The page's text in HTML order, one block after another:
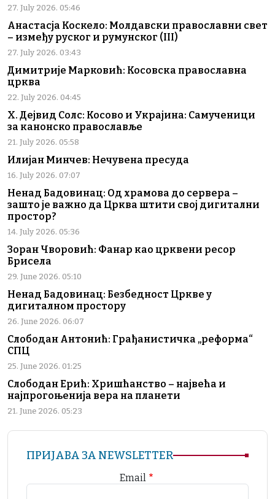
27. July 2026. 05:46
Анастасја Коскело: Молдавски православни свет
– између руског и румунског (III)
27. July 2026. 03:43
Димитрије Марковић: Косовска православна
црква
22. July 2026. 04:45
Х. Дејвид Солс: Косово и Украјина: Самученици
за канонско православље
21. July 2026. 05:58
Илијан Минчев: Нечувена пресуда
16. July 2026. 07:07
Ненад Бадовинац: Од храмова до сервера –
зашто је важно да Црква штити свој дигитални
простор?
14. July 2026. 05:36
Зоран Чворовић: Фанар као црквени ресор
Брисела
29. June 2026. 05:10
Ненад Бадовинац: Безбедност Цркве у
дигиталном простору
26. June 2026. 06:07
Слободан Антонић: Грађанистичка „реформа“
СПЦ
25. June 2026. 01:25
Слободан Ерић: Хришћанство – највећа и
најпрогоњенија вера на планети
21. June 2026. 05:23
ПРИЈАВА ЗА NEWSLETTER
Email